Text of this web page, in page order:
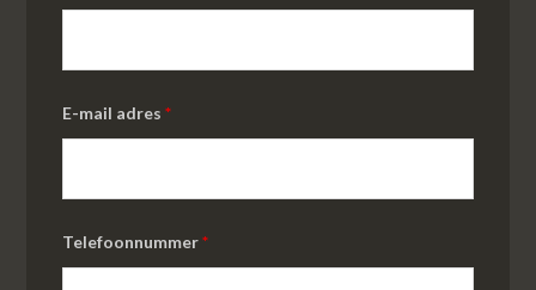
E-mail adres*
Telefoonnummer*